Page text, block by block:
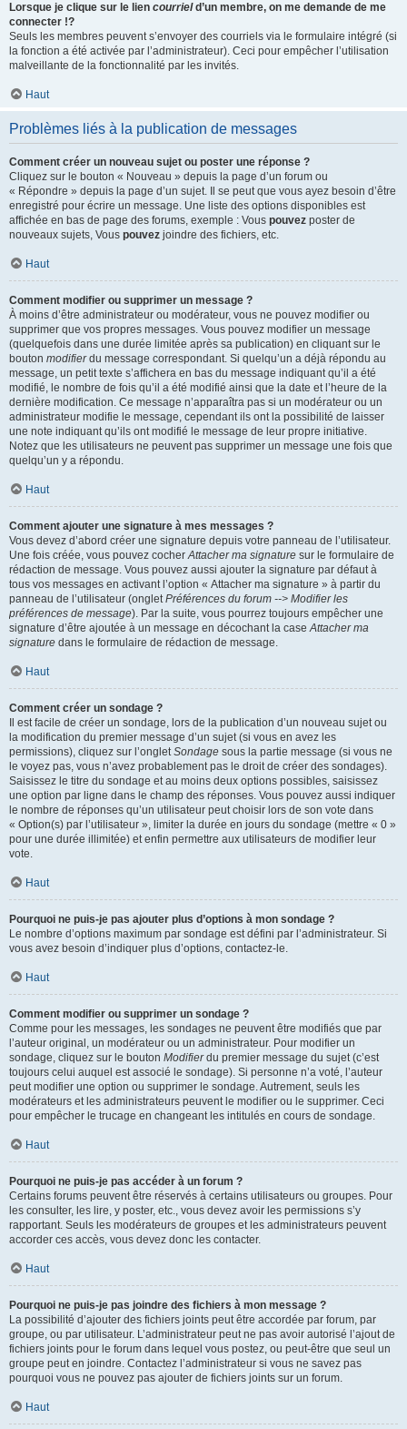
Lorsque je clique sur le lien courrield’un membre, on me demande de me
connecter !?
Seuls les membres peuvent s’envoyer des courriels via le formulaire intégré (si
la fonction a été activée par l’administrateur). Ceci pour empêcher l’utilisation
malveillante de la fonctionnalité par les invités.
Haut
Problèmes liés à la publication de messages
Comment créer un nouveau sujet ou poster une réponse ?
Cliquez sur le bouton « Nouveau » depuis la page d’un forum ou
« Répondre » depuis la page d’un sujet. Il se peut que vous ayez besoin d’être
enregistré pour écrire un message. Une liste des options disponibles est
affichée en bas de page des forums, exemple : Vous pouvez poster de
nouveaux sujets, Vous pouvez joindre des fichiers, etc.
Haut
Comment modifier ou supprimer un message ?
À moins d’être administrateur ou modérateur, vous ne pouvez modifier ou
supprimer que vos propres messages. Vous pouvez modifier un message
(quelquefois dans une durée limitée après sa publication) en cliquant sur le
bouton modifierdu message correspondant. Si quelqu’un a déjà répondu au
message, un petit texte s’affichera en bas du message indiquant qu’il a été
modifié, le nombre de fois qu’il a été modifié ainsi que la date et l’heure de la
dernière modification. Ce message n’apparaîtra pas si un modérateur ou un
administrateur modifie le message, cependant ils ont la possibilité de laisser
une note indiquant qu’ils ont modifié le message de leur propre initiative.
Notez que les utilisateurs ne peuvent pas supprimer un message une fois que
quelqu’un y a répondu.
Haut
Comment ajouter une signature à mes messages ?
Vous devez d’abord créer une signature depuis votre panneau de l’utilisateur.
Une fois créée, vous pouvez cocherAttacher ma signature sur le formulaire de
rédaction de message. Vous pouvez aussi ajouter la signature par défaut à
tous vos messages en activant l’option « Attacher ma signature » à partir du
panneau de l’utilisateur (ongletPréférences du forum --> Modifier les
préférences de message). Par la suite, vous pourrez toujours empêcher une
signature d’être ajoutée à un message en décochant la caseAttacher ma
signature dans le formulaire de rédaction de message.
Haut
Comment créer un sondage ?
Il est facile de créer un sondage, lors de la publication d’un nouveau sujet ou
la modification du premier message d’un sujet (si vous en avez les
permissions), cliquez sur l’ongletSondage sous la partie message (si vous ne
le voyez pas, vous n’avez probablement pas le droit de créer des sondages).
Saisissez le titre du sondage et au moins deux options possibles, saisissez
une option par ligne dans le champ des réponses. Vous pouvez aussi indiquer
le nombre de réponses qu’un utilisateur peut choisir lors de son vote dans
« Option(s) par l’utilisateur », limiter la durée en jours du sondage (mettre « 0 »
pour une durée illimitée) et enfin permettre aux utilisateurs de modifier leur
vote.
Haut
Pourquoi ne puis-je pas ajouter plus d’options à mon sondage ?
Le nombre d’options maximum par sondage est défini par l’administrateur. Si
vous avez besoin d’indiquer plus d’options, contactez-le.
Haut
Comment modifier ou supprimer un sondage ?
Comme pour les messages, les sondages ne peuvent être modifiés que par
l’auteur original, un modérateur ou un administrateur. Pour modifier un
sondage, cliquez sur le bouton Modifierdu premier message du sujet (c’est
toujours celui auquel est associé le sondage). Si personne n’a voté, l’auteur
peut modifier une option ou supprimer le sondage. Autrement, seuls les
modérateurs et les administrateurs peuvent le modifier ou le supprimer. Ceci
pour empêcher le trucage en changeant les intitulés en cours de sondage.
Haut
Pourquoi ne puis-je pas accéder à un forum ?
Certains forums peuvent être réservés à certains utilisateurs ou groupes. Pour
les consulter, les lire, y poster, etc., vous devez avoir les permissions s’y
rapportant. Seuls les modérateurs de groupes et les administrateurs peuvent
accorder ces accès, vous devez donc les contacter.
Haut
Pourquoi ne puis-je pas joindre des fichiers à mon message ?
La possibilité d’ajouter des fichiers joints peut être accordée par forum, par
groupe, ou par utilisateur. L’administrateur peut ne pas avoir autorisé l’ajout de
fichiers joints pour le forum dans lequel vous postez, ou peut-être que seul un
groupe peut en joindre. Contactez l’administrateur si vous ne savez pas
pourquoi vous ne pouvez pas ajouter de fichiers joints sur un forum.
Haut